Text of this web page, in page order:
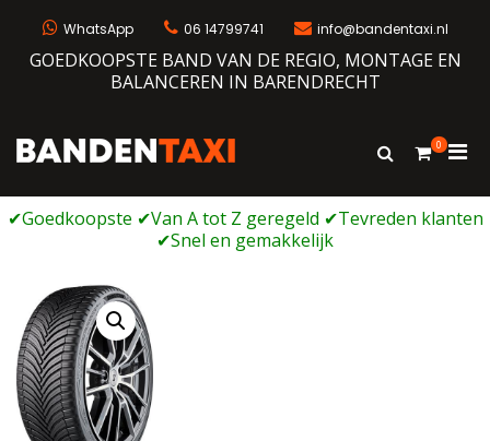
WhatsApp 06 14799741 info@bandentaxi.nl
GOEDKOOPSTE BAND VAN DE REGIO, MONTAGE EN
BALANCEREN IN BARENDRECHT
Bandengarage met eigen webshop
Toon
0
voor